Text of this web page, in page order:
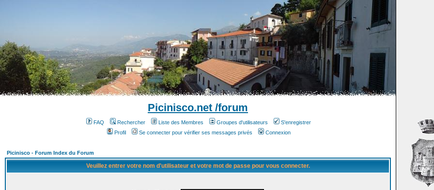
Picinisco.net /forum
FAQ Rechercher Liste des Membres Groupes d'utilisateurs
S'enregistrer
Profil
Se connecter pour vérifier ses messages privés Connexion
Picinisco - Forum Index du Forum
Veuillez entrer votre nom d'utilisateur et votre mot de passe pour vous connecter.